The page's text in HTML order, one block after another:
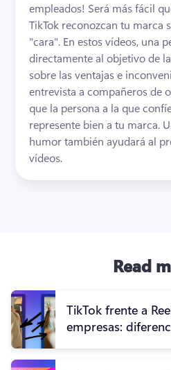
empleados! Será más fácil
TikTok reconozcan tu marca
"cara". En estos vídeos, una
directamente al objetivo de
sobre las ventajas e
entrevista a compañeros de
que la persona a la que
represente bien a tu marca.
humor también ayudará al
vídeos.
Read
TikTok frente a
empresas: